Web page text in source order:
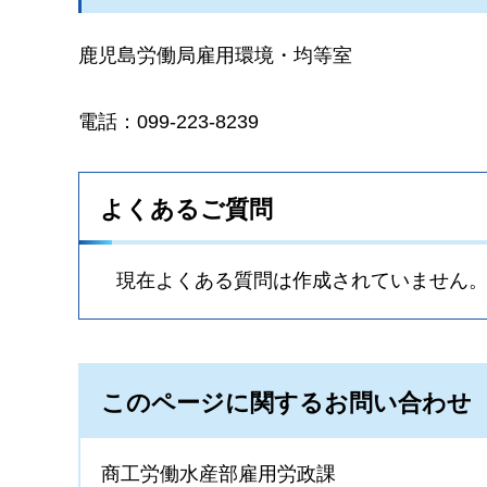
鹿児島労働局雇用環境・均等室
電話：099-223-8239
よくあるご質問
現在よくある質問は作成されていません。
このページに関するお問い合わせ
商工労働水産部雇用労政課